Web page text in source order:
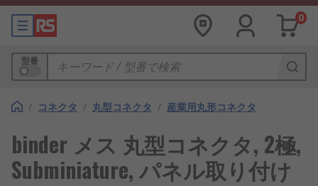
0
型番
/ コネクタ / 丸型コネクタ / 産業用丸形コネクタ
binder メス 丸型コネクタ, 2極,
Subminiature, パネル取り付け